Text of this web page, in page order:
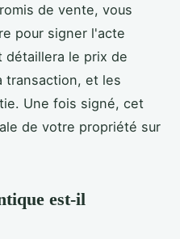
de vente, vous
pour signer l'acte
détaillera le prix de
transaction, et les
Une fois signé, cet
de votre propriété sur
est-il